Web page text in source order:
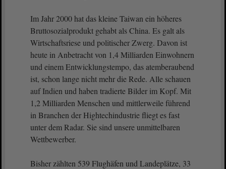
Im Jahr 2000 hat das kleine Taiwan ein höheres
Bruttosozialprodukt gehabt als China. Es galt als
Wirtschaftsriese und politischer Zwerg. Davon ist
heute in Anbetracht von 1,4 Milliarden Einwohnern
und einem Entwicklungstempo, das atemberaubend
ist, schon lange nicht mehr die Rede. Alle schauen
auf Indien und haben tradierte Bilder im Kopf. Mit
1,2 Milliarden Menschen und mittlerweile führend
in Branchen der Hightechindustrie fliegt es fast
unter dem Radar. Sie sind unsere unmittelbaren
Wettbewerber.
Bisher zählten 539 Flughäfen und Landeplätze, 33